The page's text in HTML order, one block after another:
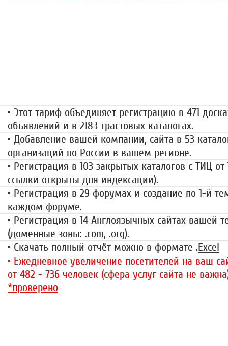
• Этот тариф объединяет регистрацию в 471
объявлений и в 2183 трастовых каталогах.
• Добавление вашей компании, сайта в 53
организаций по России в вашем регионе.
• Регистрация в 103 закрытых каталогов с ТИЦ от
ссылки открыты для индексации).
• Регистрация в 29 форумах и создание по 1-й
каждом форуме.
• Регистрация в 14 Англоязычных сайтах вашей
(доменные зоны: .com, .org).
• Скачать полный отчёт можно в формате .Excel
• Ежедневное увеличение посетителей на ваш
от 482 - 736 человек (сфера услуг сайта не
*проверено